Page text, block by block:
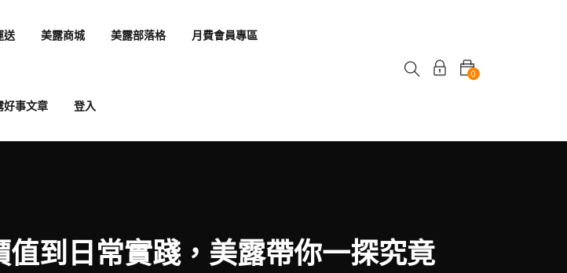
送 美露商城 美露部落格 月費會員專區
好事文章 登入
0
到日常實踐，美露帶你一探究竟